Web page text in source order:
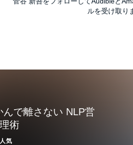
ルを受け取り
で離さない NLP営
術
気